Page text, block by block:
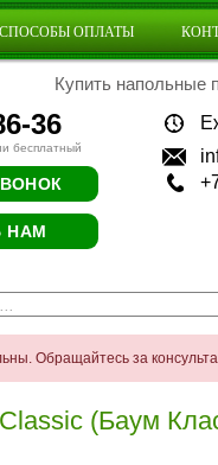
СПОСОБЫ ОПЛАТЫ
Купить напольные
36
бесплатный
НАМ
Обращайтесь за
(Баум